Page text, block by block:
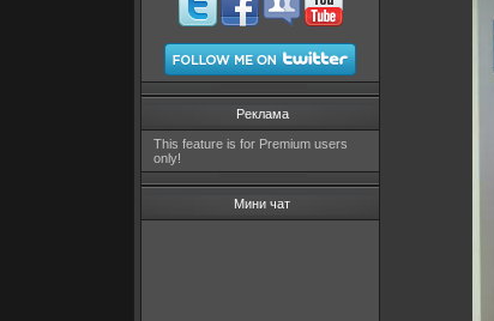
Реклама
This feature is for Premium users
only!
Мини чат